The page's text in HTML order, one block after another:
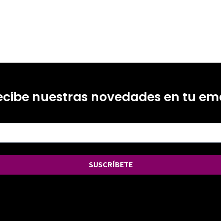
nuestras novedades en tu
SUSCRÍBETE